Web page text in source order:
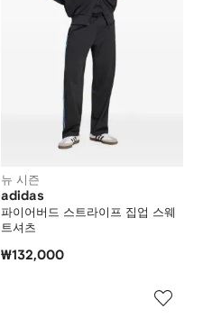
뉴 시즌
adidas
파이어버드 스트라이프 집업 스웨
트셔츠
₩132,000